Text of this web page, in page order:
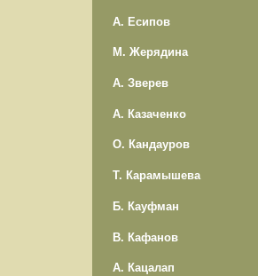
А. Есипов
М. Жерядина
А. Зверев
А. Казаченко
О. Кандауров
Т. Карамышева
Б. Кауфман
В. Кафанов
А. Кацалап